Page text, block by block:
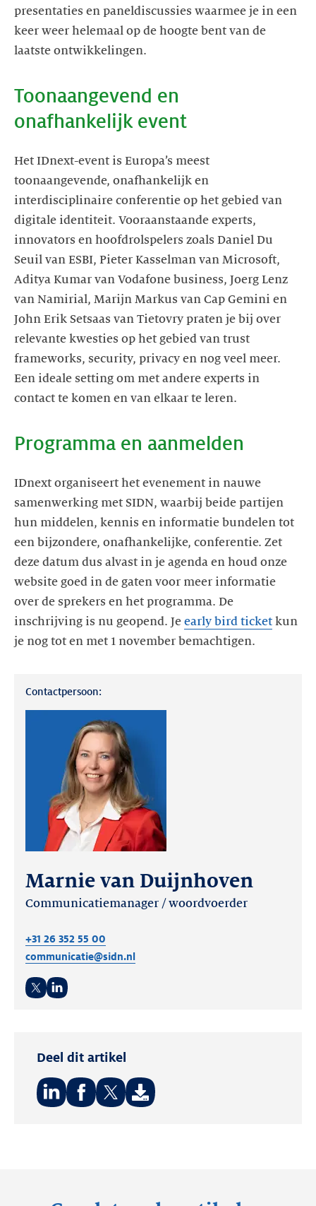
presentaties en paneldiscussies waarmee je in een
keer weer helemaal op de hoogte bent van de
laatste ontwikkelingen.
Toonaangevend en
onafhankelijk event
Het IDnext-event is Europa’s meest
toonaangevende, onafhankelijk en
interdisciplinaire conferentie op het gebied van
digitale identiteit. Vooraanstaande experts,
innovators en hoofdrolspelers zoals Daniel Du
Seuil van ESBI, Pieter Kasselman van Microsoft,
Aditya Kumar van Vodafone business, Joerg Lenz
van Namirial, Marijn Markus van Cap Gemini en
John Erik Setsaas van Tietovry praten je bij over
relevante kwesties op het gebied van trust
frameworks, security, privacy en nog veel meer.
Een ideale setting om met andere experts in
contact te komen en van elkaar te leren.
Programma en aanmelden
IDnext organiseert het evenement in nauwe
samenwerking met SIDN, waarbij beide partijen
hun middelen, kennis en informatie bundelen tot
een bijzondere, onafhankelijke, conferentie. Zet
deze datum dus alvast in je agenda en houd onze
website goed in de gaten voor meer informatie
over de sprekers en het programma. De
inschrijving is nu geopend. Je early bird ticket kun
je nog tot en met 1 november bemachtigen.
Contactpersoon:
Marnie van Duijnhoven
Communicatiemanager / woordvoerder
+31 26 352 55 00
communicatie@sidn.nl
Deel dit artikel